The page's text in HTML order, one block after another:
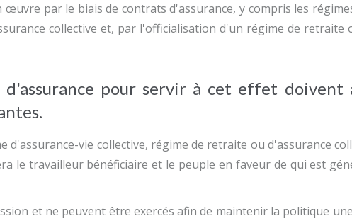
œuvre par le biais de contrats d'assurance, y compris les
collective et, par l'officialisation d'un régime de retraite
d'assurance pour servir à cet effet doivent
d'assurance-vie collective, régime de retraite ou d'assurance
le travailleur bénéficiaire et le peuple en faveur de qui est
et ne peuvent être exercés afin de maintenir la politique